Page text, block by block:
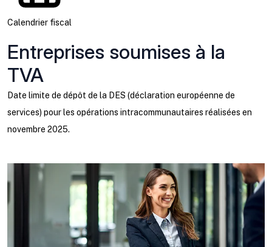
Calendrier fiscal
Entreprises soumises à la
TVA
Date limite de dépôt de la DES (déclaration européenne de
services) pour les opérations intracommunautaires réalisées en
novembre 2025.